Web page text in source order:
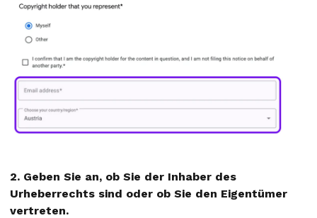
2. Geben Sie an, ob Sie der Inhaber des
Urheberrechts sind oder ob Sie den Eigentümer
vertreten.